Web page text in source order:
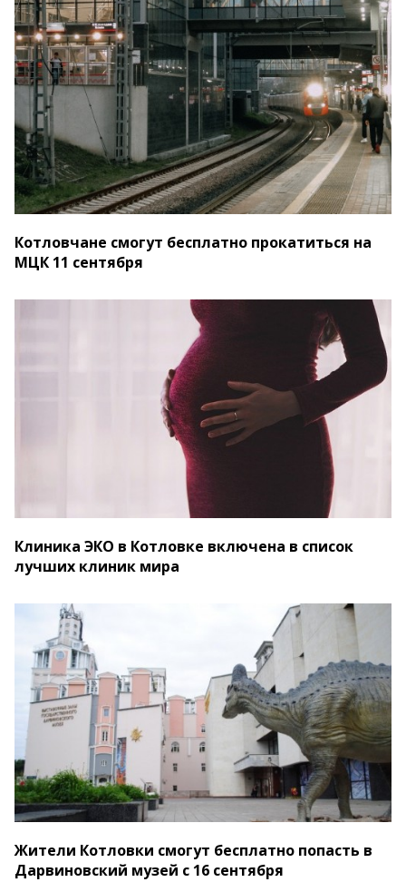
Котловчане смогут бесплатно прокатиться на
МЦК 11 сентября
Клиника ЭКО в Котловке включена в список
лучших клиник мира
Жители Котловки смогут бесплатно попасть в
Дарвиновский музей с 16 сентября